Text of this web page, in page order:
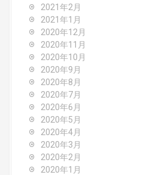
2021年2月
2021年1月
2020年12月
2020年11月
2020年10月
2020年9月
2020年8月
2020年7月
2020年6月
2020年5月
2020年4月
2020年3月
2020年2月
2020年1月